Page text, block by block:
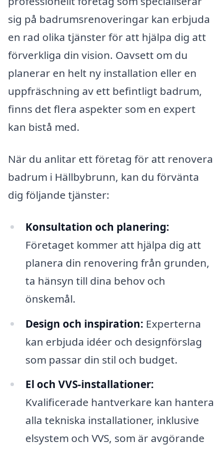
sig på badrumsrenoveringar kan erbjuda
en rad olika tjänster för att hjälpa dig att
förverkliga din vision. Oavsett om du
planerar en helt ny installation eller en
uppfräschning av ett befintligt badrum,
finns det flera aspekter som en expert
kan bistå med.
När du anlitar ett företag för att renovera
badrum i Hällbybrunn, kan du förvänta
dig följande tjänster:
Konsultation och planering:
Företaget kommer att hjälpa dig att
planera din renovering från grunden,
ta hänsyn till dina behov och
önskemål.
Design och inspiration: Experterna
kan erbjuda idéer och designförslag
som passar din stil och budget.
El och VVS-installationer:
Kvalificerade hantverkare kan hantera
alla tekniska installationer, inklusive
elsystem och VVS, som är avgörande